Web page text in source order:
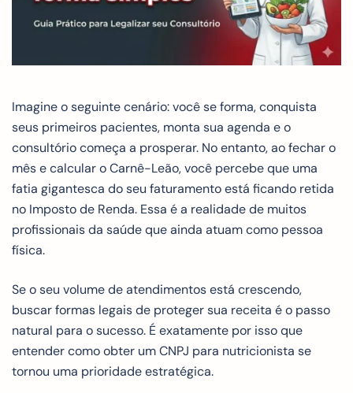
Imagine o seguinte cenário: você se forma, conquista
seus primeiros pacientes, monta sua agenda e o
consultório começa a prosperar. No entanto, ao fechar o
mês e calcular o Carnê-Leão, você percebe que uma
fatia gigantesca do seu faturamento está ficando retida
no Imposto de Renda. Essa é a realidade de muitos
profissionais da saúde que ainda atuam como pessoa
física.
Se o seu volume de atendimentos está crescendo,
buscar formas legais de proteger sua receita é o passo
natural para o sucesso. É exatamente por isso que
entender como obter um CNPJ para nutricionista se
tornou uma prioridade estratégica.